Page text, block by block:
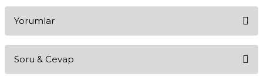
Yorumlar
Soru & Cevap